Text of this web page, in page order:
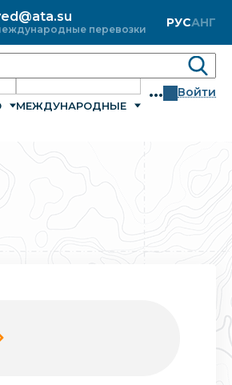
перевозки РУСАНГ
МЕЖДУНАРОДНЫЕ
... Войти